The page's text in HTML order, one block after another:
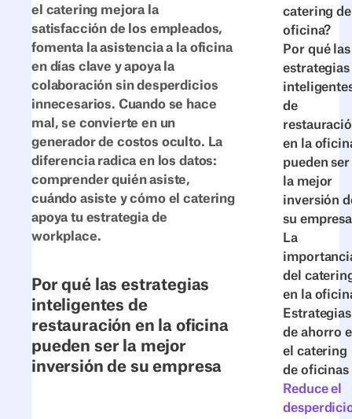
catering de
oficina?
Por qué las
estrategias
de
en la
pueden ser
la mejor
inversión
su empresa
La
del
en la
Estrategias
de ahorro
el catering
de oficinas
Reduce el
el catering mejora la
satisfacción de los empleados,
fomenta la asistencia a la oficina
en días clave y apoya la
colaboración sin desperdicios
innecesarios. Cuando se hace
mal, se convierte en un
generador de costos oculto. La
diferencia radica en los datos:
comprender quién asiste,
cuándo asiste y cómo el catering
apoya tu estrategia de
workplace.
Por qué las estrategias
inteligentes de
restauración en la oficina
pueden ser la mejor
inversión de su empresa